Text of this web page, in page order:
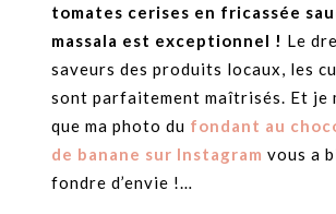
tomates cerises en fricassée
massala est exceptionnel ! Le
saveurs des produits locaux, les
sont parfaitement maîtrisés. Et je
que ma photo du fondant au
de banane sur Instagram vous a
fondre d’envie !…